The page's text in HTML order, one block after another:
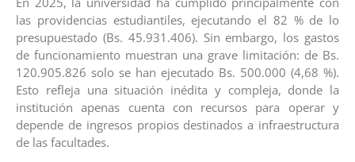
las providencias estudiantiles, ejecutando el 82 % de lo
presupuestado (Bs. 45.931.406). Sin embargo, los gastos
de funcionamiento muestran una grave limitación: de Bs.
120.905.826 solo se han ejecutado Bs. 500.000 (4,68 %).
Esto refleja una situación inédita y compleja, donde la
institución apenas cuenta con recursos para operar y
depende de ingresos propios destinados a infraestructura
de las facultades.